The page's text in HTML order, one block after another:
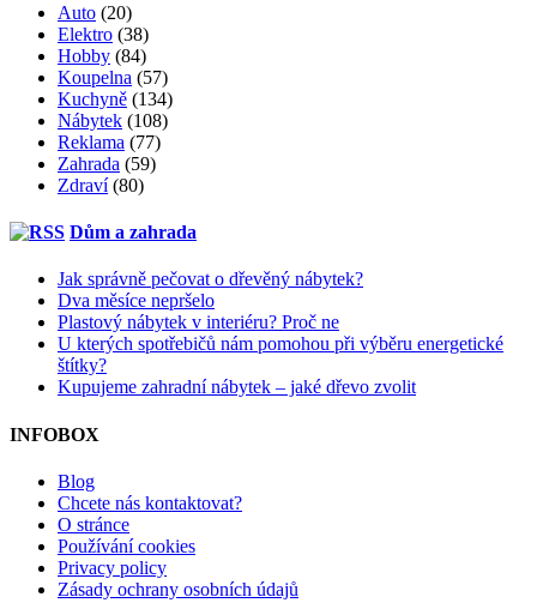
Auto (20)
Elektro (38)
Hobby (84)
Koupelna (57)
Kuchyně (134)
Nábytek (108)
Reklama (77)
Zahrada (59)
Zdraví(80)
Dům a zahrada
Jak správně pečovat o dřevěný nábytek?
Dva měsíce nepršelo
Plastový nábytek v interiéru? Proč ne
U kterých spotřebičů nám pomohou při výběru energetické
štítky?
Kupujeme zahradní nábytek – jaké dřevo zvolit
INFOBOX
Blog
Chcete nás kontaktovat?
O stránce
Používání cookies
Privacy policy
Zásady ochrany osobních údajů